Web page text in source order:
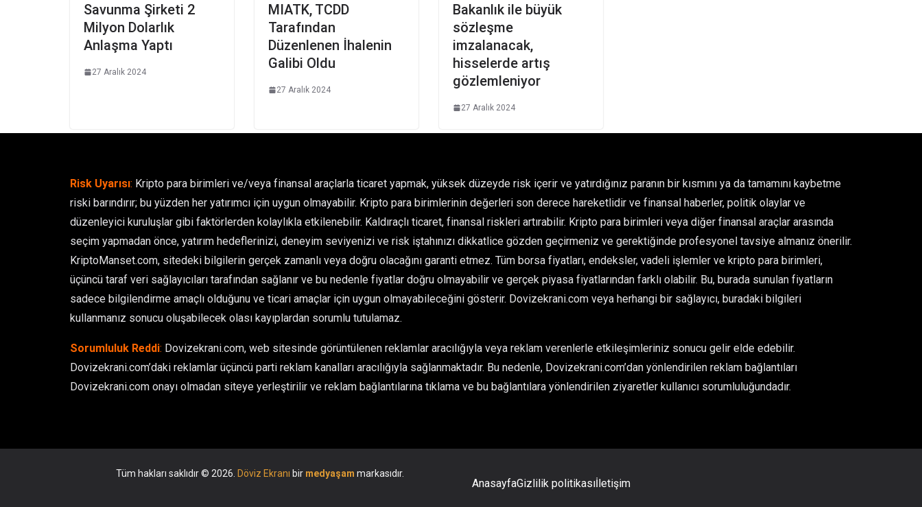
Savunma Şirketi 2
Milyon Dolarlık
Anlaşma Yaptı
27 Aralık 2024
MIATK, TCDD
Tarafından
Düzenlenen İhalenin
Galibi Oldu
27 Aralık 2024
Bakanlık ile büyük
sözleşme
imzalanacak,
hisselerde artış
gözlemleniyor
27 Aralık 2024
Risk Uyarısı: Kripto para birimleri ve/veya finansal araçlarla ticaret yapmak, yüksek düzeyde risk içerir ve yatırdığınız paranın bir kısmını ya da tamamını kaybetme
riski barındırır; bu yüzden her yatırımcı için uygun olmayabilir. Kripto para birimlerinin değerleri son derece hareketlidir ve finansal haberler, politik olaylar ve
düzenleyici kuruluşlar gibi faktörlerden kolaylıkla etkilenebilir. Kaldıraçlı ticaret, finansal riskleri artırabilir. Kripto para birimleri veya diğer finansal araçlar arasında
seçim yapmadan önce, yatırım hedeflerinizi, deneyim seviyenizi ve risk iştahınızı dikkatlice gözden geçirmeniz ve gerektiğinde profesyonel tavsiye almanız önerilir.
KriptoManset.com, sitedeki bilgilerin gerçek zamanlı veya doğru olacağını garanti etmez. Tüm borsa fiyatları, endeksler, vadeli işlemler ve kripto para birimleri,
üçüncü taraf veri sağlayıcıları tarafından sağlanır ve bu nedenle fiyatlar doğru olmayabilir ve gerçek piyasa fiyatlarından farklı olabilir. Bu, burada sunulan fiyatların
sadece bilgilendirme amaçlı olduğunu ve ticari amaçlar için uygun olmayabileceğini gösterir. Dovizekrani.com veya herhangi bir sağlayıcı, buradaki bilgileri
kullanmanız sonucu oluşabilecek olası kayıplardan sorumlu tutulamaz.
Sorumluluk Reddi: Dovizekrani.com, web sitesinde görüntülenen reklamlar aracılığıyla veya reklam verenlerle etkileşimleriniz sonucu gelir elde edebilir.
Dovizekrani.com’daki reklamlar üçüncü parti reklam kanalları aracılığıyla sağlanmaktadır. Bu nedenle, Dovizekrani.com’dan yönlendirilen reklam bağlantıları
Dovizekrani.com onayı olmadan siteye yerleştirilir ve reklam bağlantılarına tıklama ve bu bağlantılara yönlendirilen ziyaretler kullanıcı sorumluluğundadır.
Tüm hakları saklıdır © 2026. Döviz Ekranı bir medyaşam markasıdır.
AnasayfaGizlilik politikasıİletişim